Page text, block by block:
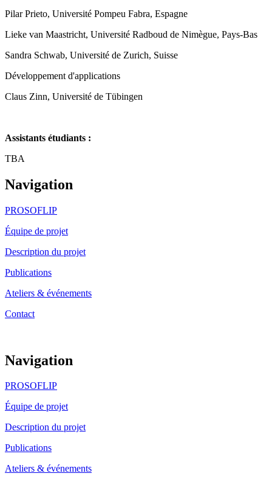
Pilar Prieto, Université Pompeu Fabra, Espagne
Lieke van Maastricht, Université Radboud de Nimègue, Pays-Bas
Sandra Schwab, Université de Zurich, Suisse
Développement d'applications
Claus Zinn, Université de Tübingen
Assistants étudiants :
TBA
Navigation
PROSOFLIP
Équipe de projet
Description du projet
Publications
Ateliers & événements
Contact
Navigation
PROSOFLIP
Équipe de projet
Description du projet
Publications
Ateliers & événements